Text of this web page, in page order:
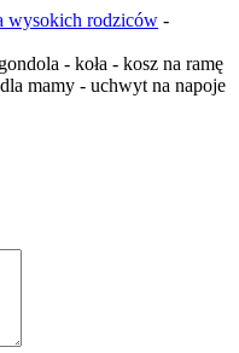
wysokich rodziców -
- koła - kosz na ramę
mamy - uchwyt na napoje